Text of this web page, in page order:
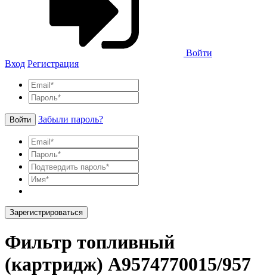
Войти
Вход Регистрация
Войти Забыли пароль?
Зарегистрироваться
Фильтр топливный
(картридж) A9574770015/957